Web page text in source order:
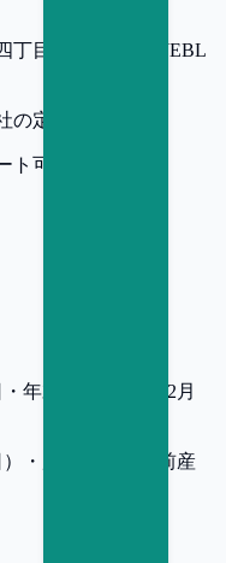
丁目8番18号 赤坂JEBL
の定める事業所
ト可
年末年始休暇（12月
）・慶弔休暇・産前産